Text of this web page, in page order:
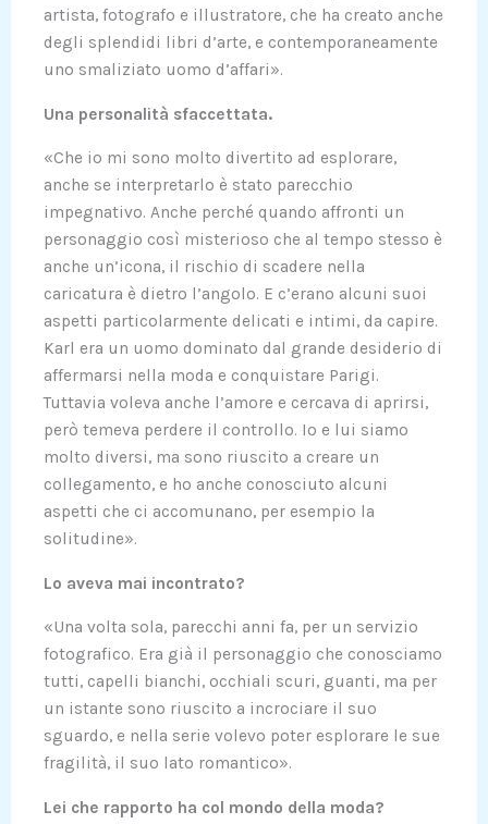
artista, fotografo e illustratore, che ha creato anche
degli splendidi libri d’arte, e contemporaneamente
uno smaliziato uomo d’affari».
Una personalità sfaccettata.
«Che io mi sono molto divertito ad esplorare,
anche se interpretarlo è stato parecchio
impegnativo. Anche perché quando affronti un
personaggio così misterioso che al tempo stesso è
anche un’icona, il rischio di scadere nella
caricatura è dietro l’angolo. E c’erano alcuni suoi
aspetti particolarmente delicati e intimi, da capire.
Karl era un uomo dominato dal grande desiderio di
affermarsi nella moda e conquistare Parigi.
Tuttavia voleva anche l’amore e cercava di aprirsi,
però temeva perdere il controllo. Io e lui siamo
molto diversi, ma sono riuscito a creare un
collegamento, e ho anche conosciuto alcuni
aspetti che ci accomunano, per esempio la
solitudine».
Lo aveva mai incontrato?
«Una volta sola, parecchi anni fa, per un servizio
fotografico. Era già il personaggio che conosciamo
tutti, capelli bianchi, occhiali scuri, guanti, ma per
un istante sono riuscito a incrociare il suo
sguardo, e nella serie volevo poter esplorare le sue
fragilità, il suo lato romantico».
Lei che rapporto ha col mondo della moda?